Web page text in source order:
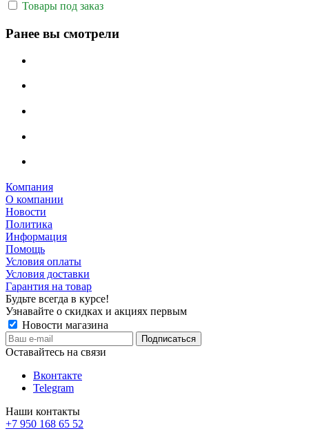
Товары под заказ
Ранее вы смотрели
Компания
О компании
Новости
Политика
Информация
Помощь
Условия оплаты
Условия доставки
Гарантия на товар
Будьте всегда в курсе!
Узнавайте о скидках и акциях первым
Новости магазина
Оставайтесь на связи
Вконтакте
Telegram
Наши контакты
+7 950 168 65 52